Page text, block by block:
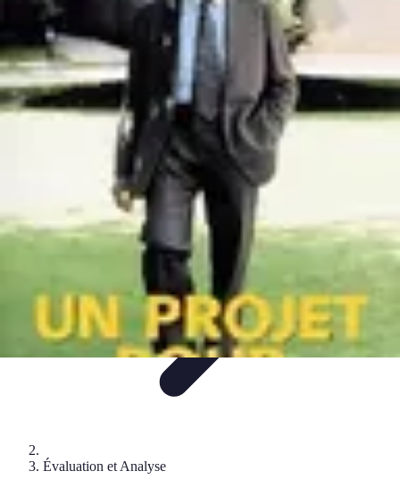
Projets Matures
Gestion de projet
Gestion des Parties Prenantes
Gestion de
projetsGestion de Projet Comparatifs
Projets Matures
Évaluation et Analyse